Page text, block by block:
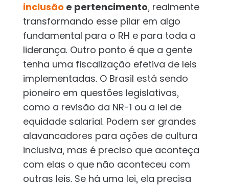
inclusão e pertencimento, realmente
transformando esse pilar em algo
fundamental para o RH e para toda a
liderança. Outro ponto é que a gente
tenha uma fiscalização efetiva de leis
implementadas. O Brasil está sendo
pioneiro em questões legislativas,
como a revisão da NR-1 ou a lei de
equidade salarial. Podem ser grandes
alavancadores para ações de cultura
inclusiva, mas é preciso que aconteça
com elas o que não aconteceu com
outras leis. Se há uma lei, ela precisa